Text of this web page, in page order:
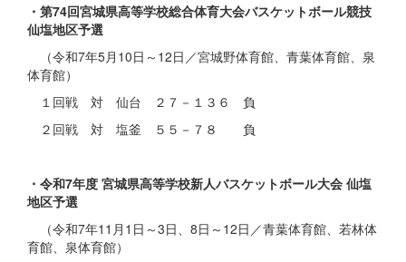
・第74回宮城県高等学校総合体育大会バスケットボール競技
仙塩地区予選
（令和7年5月10日～12日／宮城野体育館、青葉体育館、泉
体育館）
１回戦 対 仙台 ２７－１３６ 負
２回戦 対 塩釜 ５５－７８ 負
・令和7年度 宮城県高等学校新人バスケットボール大会 仙塩
地区予選
（令和7年11月1日～3日、8日～12日／青葉体育館、若林体
育館、泉体育館）